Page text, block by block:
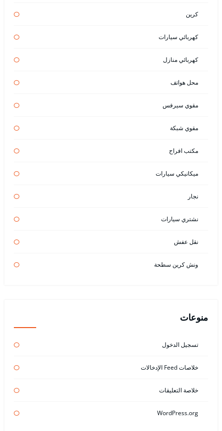
كرين
كهربائي سيارات
كهربائي منازل
محل هواتف
مقوي سيرفس
مقوي شبكة
مكتب افراح
ميكانيكي سيارات
نجار
نشتري سيارات
نقل عفش
ونش كرين سطحة
منوعات
تسجيل الدخول
خلاصات Feed الإدخالات
خلاصة التعليقات
WordPress.org